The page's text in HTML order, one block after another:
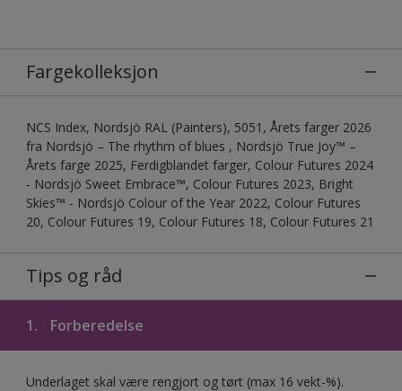
Fargekolleksjon
NCS Index, Nordsjö RAL (Painters), 5051, Årets farger 2026
fra Nordsjö – The rhythm of blues , Nordsjö True Joy™ –
Årets farge 2025, Ferdigblandet farger, Colour Futures 2024
- Nordsjö Sweet Embrace™, Colour Futures 2023, Bright
Skies™ - Nordsjö Colour of the Year 2022, Colour Futures
20, Colour Futures 19, Colour Futures 18, Colour Futures 21
Tips og råd
1. Forberedelse
Underlaget skal være rengjort og tørt (max 16 vekt-%).